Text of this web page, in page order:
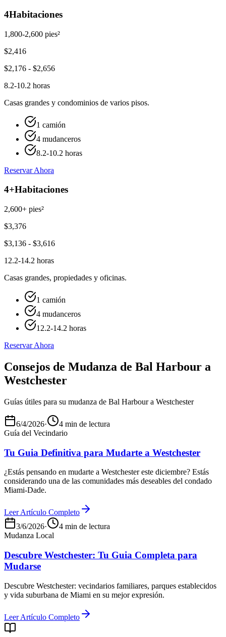
4Habitaciones
1,800-2,600 pies²
$2,416
$2,176 - $2,656
8.2-10.2 horas
Casas grandes y condominios de varios pisos.
1 camión
4 mudanceros
8.2-10.2 horas
Reservar Ahora
4+Habitaciones
2,600+ pies²
$3,376
$3,136 - $3,616
12.2-14.2 horas
Casas grandes, propiedades y oficinas.
1 camión
4 mudanceros
12.2-14.2 horas
Reservar Ahora
Consejos de Mudanza de Bal Harbour a
Westchester
Guías útiles para su mudanza de Bal Harbour a Westchester
6/4/2026·
4 min de lectura
Guía del Vecindario
Tu Guia Definitiva para Mudarte a Westchester
¿Estás pensando en mudarte a Westchester este diciembre? Estás
considerando una de las comunidades más deseables del condado
Miami-Dade.
Leer Artículo Completo
3/6/2026·
4 min de lectura
Mudanza Local
Descubre Westchester: Tu Guia Completa para
Mudarse
Descubre Westchester: vecindarios familiares, parques establecidos
y vida suburbana de Miami en su mejor expresión.
Leer Artículo Completo